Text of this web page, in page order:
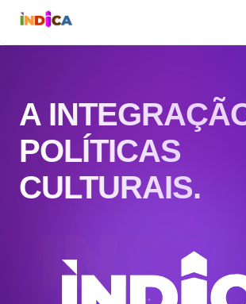
A
POLÍTICAS
CULTURAIS.